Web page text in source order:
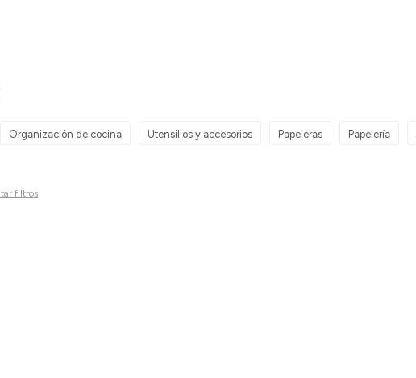
Organización de cocina Utensilios y accesorios Papeleras Papelería
filtros